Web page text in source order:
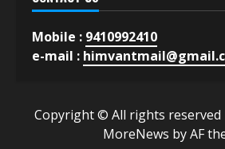
Mobile : 9410992410
e-mail :
Copyright © All rights
MoreNews by AF